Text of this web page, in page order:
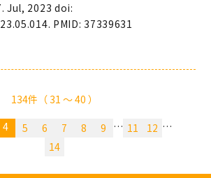
Jul, 2023 doi:
PMID: 37339631
134件（ 31 〜 40 ）
4 5 6 7 8 9 … 11 12 …
14